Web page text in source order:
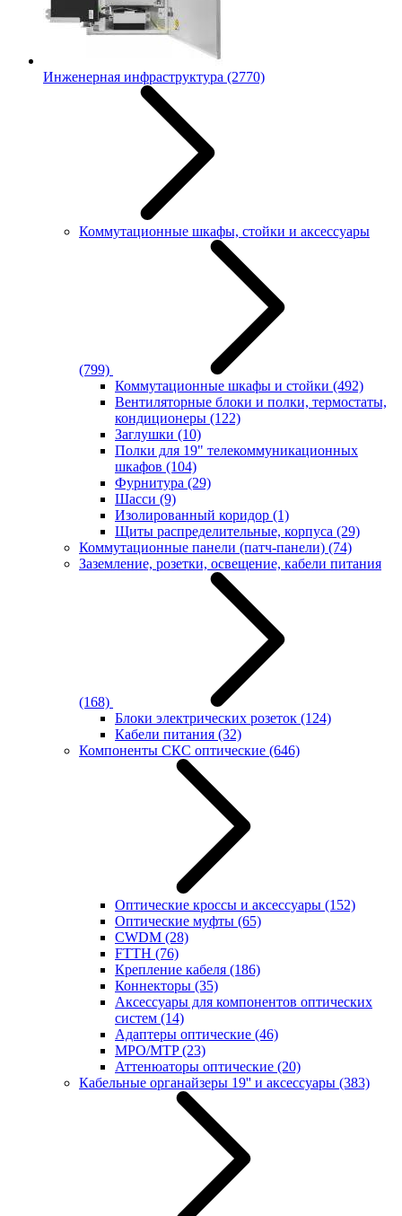
Инженерная инфраструктура (2770)
Коммутационные шкафы, стойки и аксессуары
(799)
Коммутационные шкафы и стойки (492)
Вентиляторные блоки и полки, термостаты,
кондиционеры (122)
Заглушки (10)
Полки для 19" телекоммуникационных
шкафов (104)
Фурнитура (29)
Шасси (9)
Изолированный коридор (1)
Щиты распределительные, корпуса (29)
Коммутационные панели (патч-панели) (74)
Заземление, розетки, освещение, кабели питания
(168)
Блоки электрических розеток (124)
Кабели питания (32)
Компоненты СКС оптические (646)
Оптические кроссы и аксессуары (152)
Оптические муфты (65)
CWDM (28)
FTTH (76)
Крепление кабеля (186)
Коннекторы (35)
Аксессуары для компонентов оптических
систем (14)
Адаптеры оптические (46)
MPO/MTP(23)
Аттенюаторы оптические (20)
Кабельные органайзеры 19'' и аксессуары (383)